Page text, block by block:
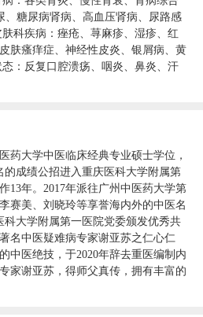
、糖尿病肾病、高血压肾病、尿路感
科疾病：痤疮、荨麻疹、湿疹、红
肤瘙痒症、神经性皮炎、银屑病、黄
：反复口腔溃疡、咽炎、鼻炎、汗
药大学中医临床经典专业硕士学位，
的成绩公招进入重庆医科大学附属第
13年。2017年派往广州中医药大学第
赛美、刘晓玲等享誉海内外的中医名
科大学附属第一医院党委颁发优秀共
名中医疑难病专家谢亚苏之仁心仁
中医绝技，于2020年辞去重医编制内
家谢亚苏，得师父真传，拥有丰富的